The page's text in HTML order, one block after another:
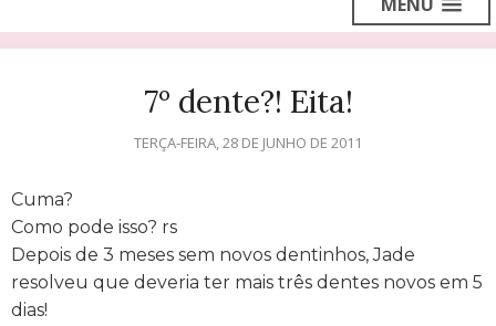
7º dente?! Eita!
TERÇA-FEIRA, 28 DE JUNHO DE 2011
Cuma?
Como pode isso? rs
Depois de 3 meses sem novos dentinhos, Jade
resolveu que deveria ter mais três dentes novos em 5
dias!